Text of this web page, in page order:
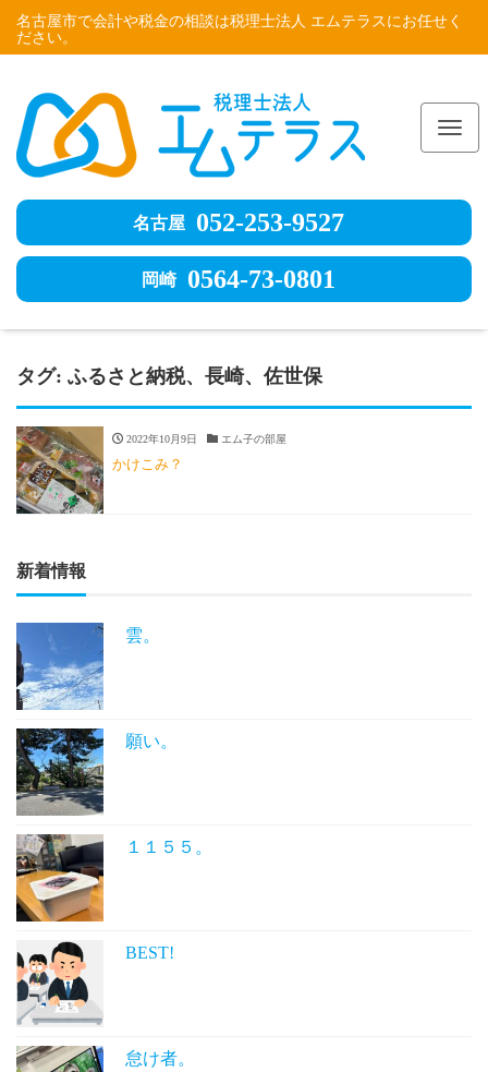
名古屋市で会計や税金の相談は税理士法人 エムテラスにお任せく
ださい。
名古屋 052-253-9527
岡崎 0564-73-0801
タグ: ふるさと納税、長崎、佐世保
2022年10月9日 エム子の部屋
かけこみ？
新着情報
雲。
願い。
１１５５。
BEST!
怠け者。